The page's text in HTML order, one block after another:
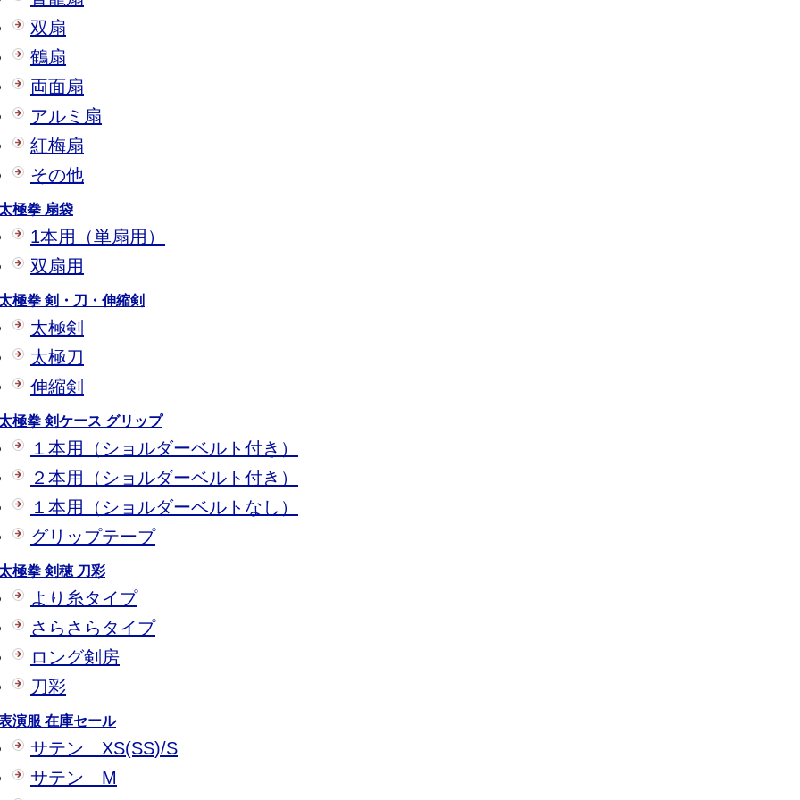
双扇
鶴扇
両面扇
アルミ扇
紅梅扇
その他
極拳 扇袋
1本用（単扇用）
双扇用
極拳 剣・刀・伸縮剣
太極剣
太極刀
伸縮剣
極拳 剣ケース グリップ
１本用（ショルダーベルト付き）
２本用（ショルダーベルト付き）
１本用（ショルダーベルトなし）
グリップテープ
極拳 剣穂 刀彩
より糸タイプ
さらさらタイプ
ロング剣房
刀彩
演服 在庫セール
サテン XS(SS)/S
サテン M